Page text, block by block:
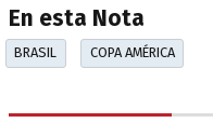
En esta Nota
BRASIL COPA AMÉRICA